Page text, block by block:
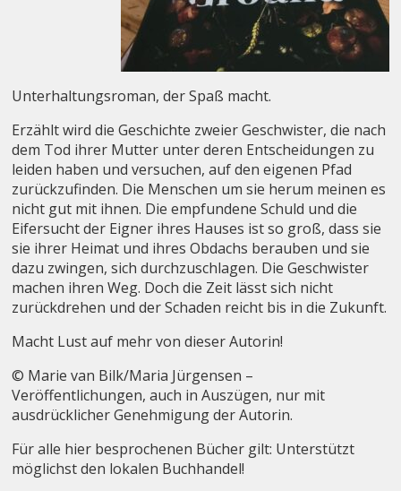
Unterhaltungsroman, der Spaß macht.
Erzählt wird die Geschichte zweier Geschwister, die nach
dem Tod ihrer Mutter unter deren Entscheidungen zu
leiden haben und versuchen, auf den eigenen Pfad
zurückzufinden. Die Menschen um sie herum meinen es
nicht gut mit ihnen. Die empfundene Schuld und die
Eifersucht der Eigner ihres Hauses ist so groß, dass sie
sie ihrer Heimat und ihres Obdachs berauben und sie
dazu zwingen, sich durchzuschlagen. Die Geschwister
machen ihren Weg. Doch die Zeit lässt sich nicht
zurückdrehen und der Schaden reicht bis in die Zukunft.
Macht Lust auf mehr von dieser Autorin!
© Marie van Bilk/Maria Jürgensen –
Veröffentlichungen, auch in Auszügen, nur mit
ausdrücklicher Genehmigung der Autorin.
Für alle hier besprochenen Bücher gilt: Unterstützt
möglichst den lokalen Buchhandel!